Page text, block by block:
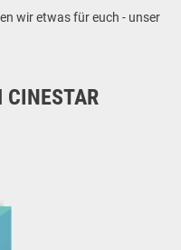
wir etwas für euch - unser
CINESTAR